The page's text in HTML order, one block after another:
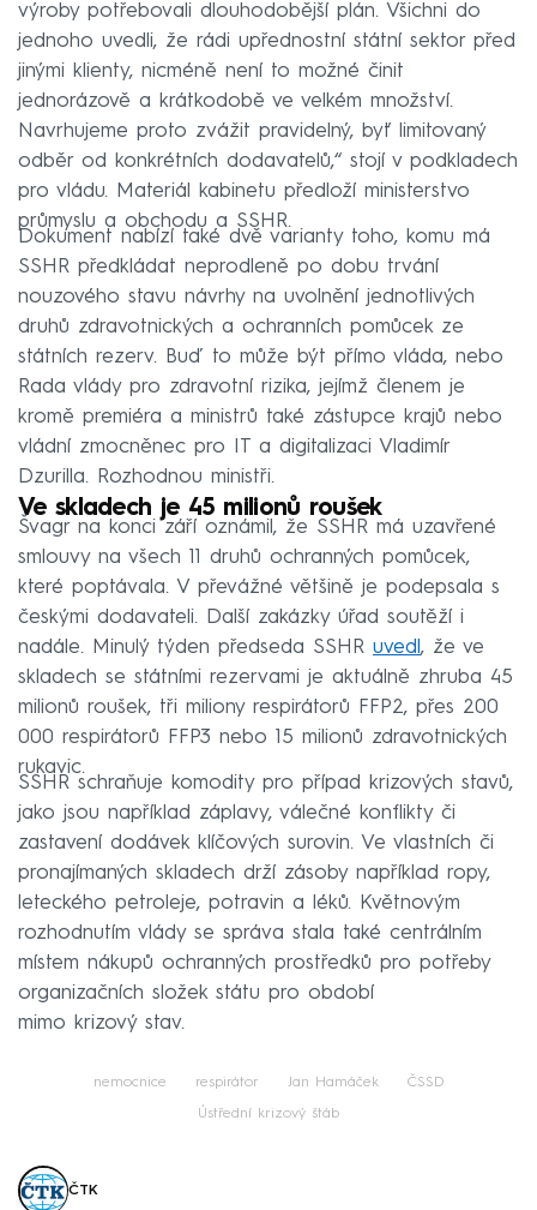
výroby potřebovali dlouhodobější plán. Všichni do
jednoho uvedli, že rádi upřednostní státní sektor před
jinými klienty, nicméně není to možné činit
jednorázově a krátkodobě ve velkém množství.
Navrhujeme proto zvážit pravidelný, byť limitovaný
odběr od konkrétních dodavatelů,“ stojí v podkladech
pro vládu. Materiál kabinetu předloží ministerstvo
průmyslu a obchodu a SSHR.
Dokument nabízí také dvě varianty toho, komu má
SSHR předkládat neprodleně po dobu trvání
nouzového stavu návrhy na uvolnění jednotlivých
druhů zdravotnických a ochranních pomůcek ze
státních rezerv. Buď to může být přímo vláda, nebo
Rada vlády pro zdravotní rizika, jejímž členem je
kromě premiéra a ministrů také zástupce krajů nebo
vládní zmocněnec pro IT a digitalizaci Vladimír
Dzurilla. Rozhodnou ministři.
Ve skladech je 45 milionů roušek
Švagr na konci září oznámil, že SSHR má uzavřené
smlouvy na všech 11 druhů ochranných pomůcek,
které poptávala. V převážné většině je podepsala s
českými dodavateli. Další zakázky úřad soutěží i
nadále. Minulý týden předseda SSHR uvedl , že ve
skladech se státními rezervami je aktuálně zhruba 45
milionů roušek, tři miliony respirátorů FFP2, přes 200
000 respirátorů FFP3 nebo 15 milionů zdravotnických
rukavic.
SSHR schraňuje komodity pro případ krizových stavů,
jako jsou například záplavy, válečné konflikty či
zastavení dodávek klíčových surovin. Ve vlastních či
pronajímaných skladech drží zásoby například ropy,
leteckého petroleje, potravin a léků. Květnovým
rozhodnutím vlády se správa stala také centrálním
místem nákupů ochranných prostředků pro potřeby
organizačních složek státu pro období
mimo krizový stav.
nemocnice respirátor Jan Hamáček ČSSD
Ústřední krizový štáb
ČTK